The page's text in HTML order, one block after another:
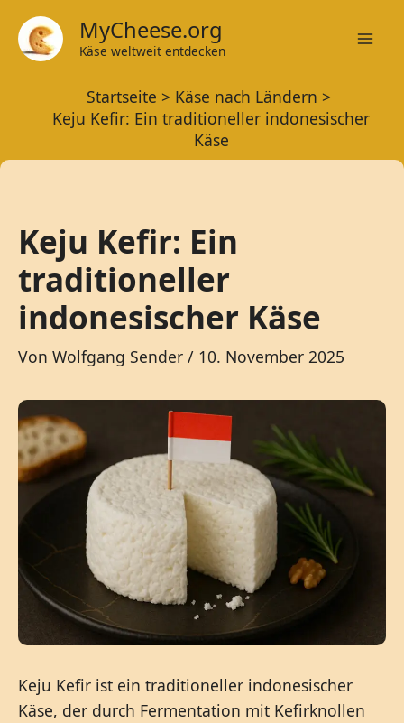
Inhalt
springen
MyCheese.org
Käse weltweit entdecken
Startseite
Käse nach Ländern
Keju Kefir: Ein traditioneller indonesischer
Käse
Keju Kefir: Ein
traditioneller
indonesischer Käse
Von Wolfgang Sender / 10. November 2025
Keju Kefir ist ein traditioneller indonesischer
Käse, der durch Fermentation mit Kefirknollen